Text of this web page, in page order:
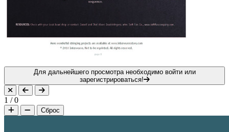
Для дальнейшего просмотра необходимо войти или
зарегистрироваться!
1 /0
Сброс